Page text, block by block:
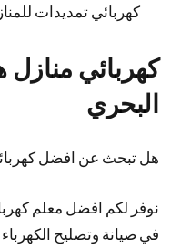
كهربائي تمديدات
كهربائي
البحري
هل تبحث عن افضل
نوفر لكم افضل معلم
في صيانة وتصليح